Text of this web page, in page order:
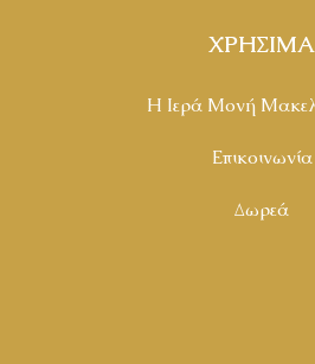
ΧΡΗΣΙΜΑ
Η Ιερά Μονή
Επικοινωνία
Δωρεά